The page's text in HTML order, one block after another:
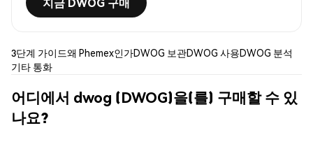
3단계 가이드왜 Phemex인가DWOG 보관DWOG 사용DWOG 분석
기타 통화
어디에서 dwog (DWOG)을(를) 구매할 수 있
나요?